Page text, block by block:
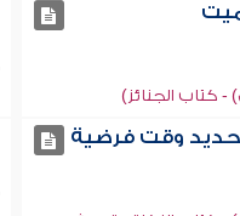
كتاب الجنائز)
وقت فرضية